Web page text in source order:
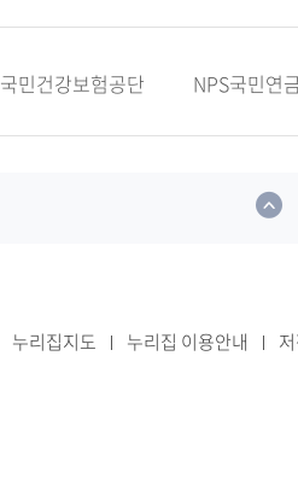
국민건강보험공단 NPS국민연
누리집지도 누리집 이용안내